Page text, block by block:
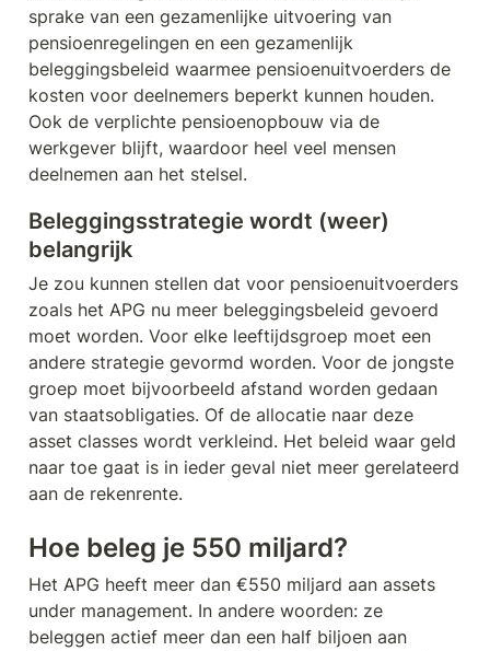
sprake van een gezamenlijke uitvoering van
pensioenregelingen en een gezamenlijk
beleggingsbeleid waarmee pensioenuitvoerders de
kosten voor deelnemers beperkt kunnen houden.
Ook de verplichte pensioenopbouw via de
werkgever blijft, waardoor heel veel mensen
deelnemen aan het stelsel.
Beleggingsstrategie wordt (weer)
belangrijk
Je zou kunnen stellen dat voor pensioenuitvoerders
zoals het APG nu meer beleggingsbeleid gevoerd
moet worden. Voor elke leeftijdsgroep moet een
andere strategie gevormd worden. Voor de jongste
groep moet bijvoorbeeld afstand worden gedaan
van staatsobligaties. Of de allocatie naar deze
asset classes wordt verkleind. Het beleid waar geld
naar toe gaat is in ieder geval niet meer gerelateerd
aan de rekenrente.
Hoe beleg je 550 miljard?
Het APG heeft meer dan €550 miljard aan assets
under management. In andere woorden: ze
beleggen actief meer dan een half biljoen aan